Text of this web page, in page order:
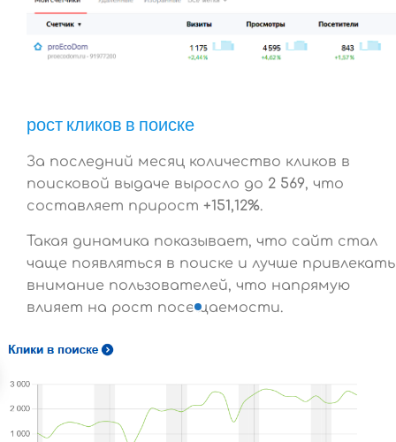
рост кликов в поиске
За последний месяц количество кликов в
поисковой выдаче выросло до 2 569, что
составляет прирост +151,12%.
Такая динамика показывает, что сайт стал
чаще появляться в поиске и лучше привлекать
внимание пользователей, что напрямую
влияет на рост посещаемости.